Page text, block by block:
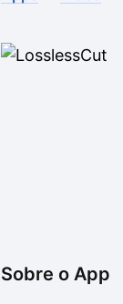
Sobre o App